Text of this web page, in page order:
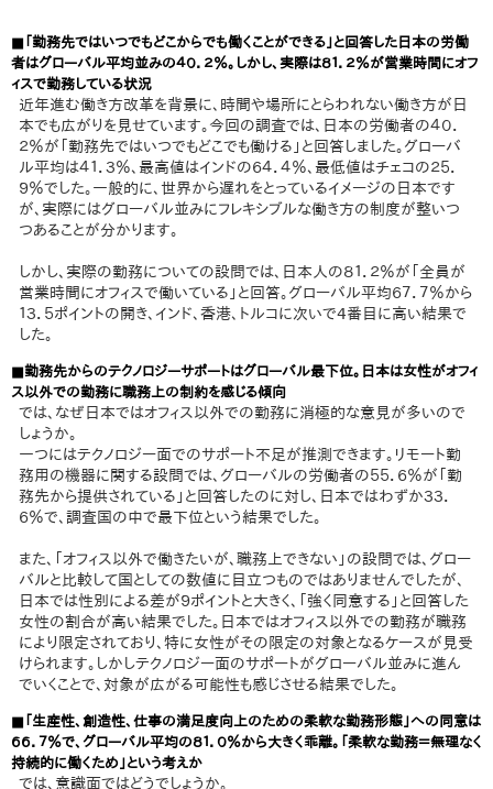
■「勤務先ではいつでもどこからでも働くことができる」と回答した日本の労働
者はグローバル平均並みの４０．２％。しかし、実際は８１．２％が営業時間にオフ
ィスで勤務している状況
近年進む働き方改革を背景に、時間や場所にとらわれない働き方が日
本でも広がりを見せています。今回の調査では、日本の労働者の４０．
２％が「勤務先ではいつでもどこでも働ける」と回答しました。グローバ
ル平均は４１．３％、最高値はインドの６４．４％、最低値はチェコの２５．
９％でした。一般的に、世界から遅れをとっているイメージの日本です
が、実際にはグローバル並みにフレキシブルな働き方の制度が整いつ
つあることが分かります。
しかし、実際の勤務についての設問では、日本人の８１．２％が「全員が
営業時間にオフィスで働いている」と回答。グローバル平均６７．７％から
１３．５ポイントの開き、インド、香港、トルコに次いで4番目に高い結果で
した。
■勤務先からのテクノロジーサポートはグローバル最下位。日本は女性がオフィ
ス以外での勤務に職務上の制約を感じる傾向
では、なぜ日本ではオフィス以外での勤務に消極的な意見が多いので
しょうか。
一つにはテクノロジー面でのサポート不足が推測できます。リモート勤
務用の機器に関する設問では、グローバルの労働者の５５．６％が「勤
務先から提供されている」と回答したのに対し、日本ではわずか３３．
６％で、調査国の中で最下位という結果でした。
また、「オフィス以外で働きたいが、職務上できない」の設問では、グロー
バルと比較して国としての数値に目立つものではありませんでしたが、
日本では性別による差が９ポイントと大きく、「強く同意する」と回答した
女性の割合が高い結果でした。日本ではオフィス以外での勤務が職務
により限定されており、特に女性がその限定の対象となるケースが見受
けられます。しかしテクノロジー面のサポートがグローバル並みに進ん
でいくことで、対象が広がる可能性も感じさせる結果でした。
■「生産性、創造性、仕事の満足度向上のための柔軟な勤務形態」への同意は
６６．７％で、グローバル平均の８１．０％から大きく乖離。「柔軟な勤務＝無理なく
持続的に働くため」という考えか
では、意識面ではどうでしょうか。